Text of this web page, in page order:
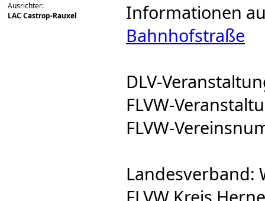
Ausrichter:
LAC Castrop-Rauxel
Informationen
Bahnhofstraße
DLV-
FLVW-
FLVW-
Landesverband: